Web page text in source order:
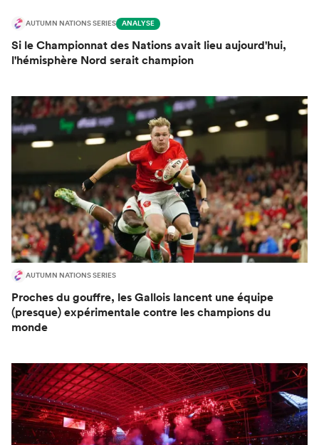
AUTUMN NATIONS SERIES ANALYSE
Si le Championnat des Nations avait lieu aujourd'hui,
l'hémisphère Nord serait champion
AUTUMN NATIONS SERIES
Proches du gouffre, les Gallois lancent une équipe
(presque) expérimentale contre les champions du
monde